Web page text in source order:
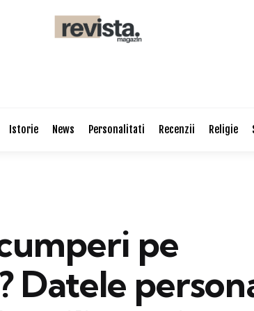
Istorie News Personalitati Recenzii Religie
pe
Datele